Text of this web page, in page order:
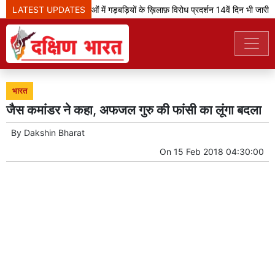
LATEST UPDATES
झारखंड: भर्ती परीक्षाओं में गड़बड़ियों के ख़िलाफ़ विरोध प्रदर्शन 14वें दिन भी जारी
भारत
जैस कमांडर ने कहा, अफजल गुरु की फांसी का लूंगा बदला
By Dakshin Bharat
On 15 Feb 2018 04:30:00